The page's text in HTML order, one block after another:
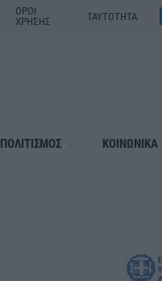
ΟΡΟΙ
ΧΡΗΣΗΣ
ΤΑΥΤΟΤΗΤΑ
ΠΟΛΙΤΙΣΜΟΣ ΚΟΙΝΩΝΙΚΑ